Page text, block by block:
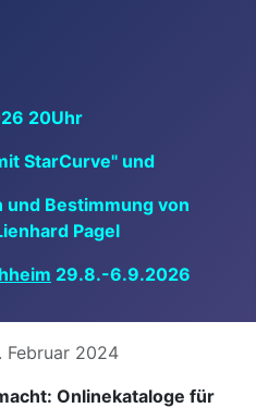
20Uhr
StarCurve" und
Bestimmung von
Pagel
29.8.-6.9.2026
Februar 2024
Onlinekataloge für